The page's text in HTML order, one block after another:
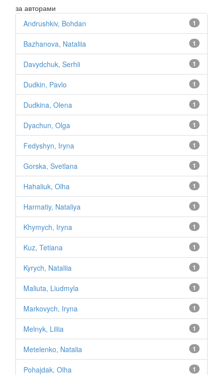
за авторами
1
Andrushkiv, Bohdan
1
Bazhanova, Nataliia
1
Davydchuk, Serhii
1
Dudkin, Pavlo
1
Dudkina, Olena
1
Dyachun, Olga
1
Fedyshyn, Iryna
1
Gorska, Svetlana
1
Hahaliuk, Olha
1
Harmatiy, Nataliya
1
Khymych, Iryna
1
Kuz, Tetiana
1
Kyrych, Nataliia
1
Maliuta, Liudmyla
1
Markovych, Iryna
1
Melnyk, Liliia
1
Metelenko, Natalia
1
Pohajdak, Olha